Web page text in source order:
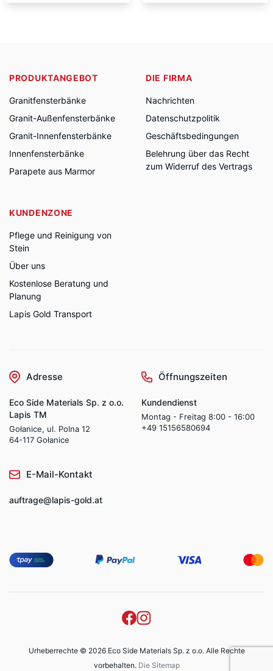
PRODUKTANGEBOT
Granitfensterbänke
Granit-Außenfensterbänke
Granit-Innenfensterbänke
Innenfensterbänke
Parapete aus Marmor
DIE FIRMA
Nachrichten
Datenschutzpolitik
Geschäftsbedingungen
Belehrung über das Recht
zum Widerruf des Vertrags
KUNDENZONE
Pflege und Reinigung von
Stein
Über uns
Kostenlose Beratung und
Planung
Lapis Gold Transport
Adresse
Eco Side Materials Sp. z o.o.
Lapis TM
Gołanice, ul. Polna 12
64-117 Gołanice
Öffnungszeiten
Kundendienst
Montag - Freitag 8:00 - 16:00
+49 15156580694
E-Mail-Kontakt
auftrage@lapis-gold.at
Urheberrechte © 2026 Eco Side Materials Sp. z o.o. Alle Rechte
vorbehalten. Die Sitemap